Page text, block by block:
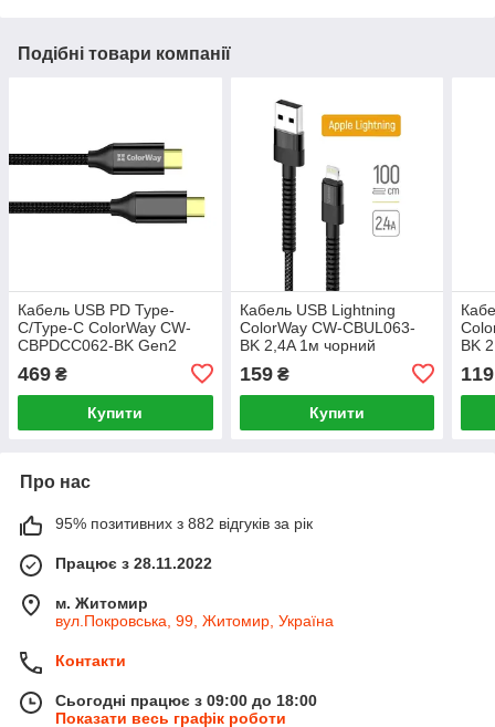
Подібні товари компанії
Кабель USB PD Type-
C/Type-C ColorWay CW-
CBPDCC062-BK Gen2
469 ₴
Купити
Кабель USB Lightning
ColorWay CW-CBUL063-
BK 2,4A 1м чорний
159₴
Купити
BK
119
Про нас
95% позитивних з 882 відгуків за рік
Працює з 28.11.2022
м. Житомир
вул.Покровська, 99, Житомир, Україна
Контакти
Сьогодні працює з 09:00 до 18:00
Показати весь графік роботи